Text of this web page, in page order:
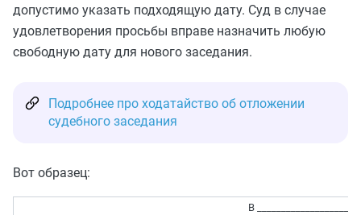
допустимо указать подходящую дату. Суд в случае
удовлетворения просьбы вправе назначить любую
свободную дату для нового заседания.
Подробнее про ходатайство об отложении
судебного заседания
Вот образец:
В